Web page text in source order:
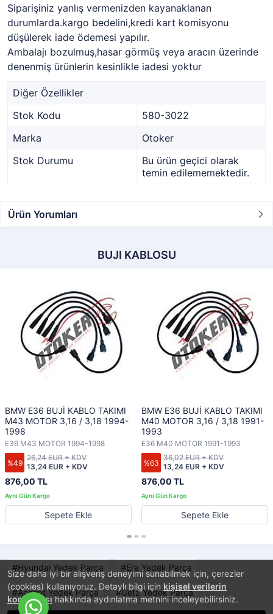
Size daha iyi bir alışveriş deneyimi sunabilmek için, çerezler
(cookies) kullanıyoruz. Detaylı bilgi için kişisel verilerin
korunması hakkında aydınlatma metnini inceleyebilirsiniz.
Siparişiniz yanlış vermenizden kayanaklanan
durumlarda.kargo bedelini,kredi kart komisyonu
düşülerek iade ödemesi yapılır.
Ambalajı bozulmuş,hasar görmüş veya aracın üzerinde
denenmiş ürünlerin kesinlikle iadesi yoktur
Diğer Özellikler
Stok Kodu
580-3022
Marka
Otoker
Stok Durumu
Bu ürün geçici olarak
temin edilememektedir.
Ürün Yorumları
BUJI KABLOSU
BMW E36 BUJİ KABLO TAKIMI
M43 MOTOR 3,16 / 3,18 1994-
1998
E36 M43 MOTOR 1994-1998
%49
876,00 TL
13,24 EUR + KDV
26,24 EUR + KDV
Sepete Ekle
BMW E36 BUJİ KABLO TAKIMI
M40 MOTOR 3,16 / 3,18 1991-
1993
E36 M40 MOTOR 1991-1993
%63
876,00 TL
13,24 EUR + KDV
36,02 EUR + KDV
Sepete Ekle
Hyundai Yedek Parça Era Yedek Parça
Accent Yedek Parça Getz Yedek Parça